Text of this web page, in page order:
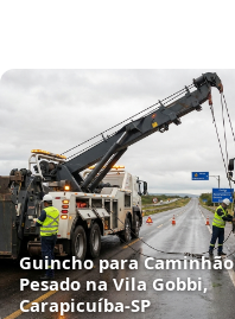
Guincho para Caminhão
Pesado na Vila Gobbi,
Carapicuíba‑SP